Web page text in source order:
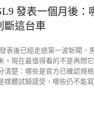
發表一個月後：
斷這台車
表後已經走過第一波新聞、
。現在最值得看的不是再問
清楚：哪些是官方已確認規
媒體試騎感受，哪些仍不能寫